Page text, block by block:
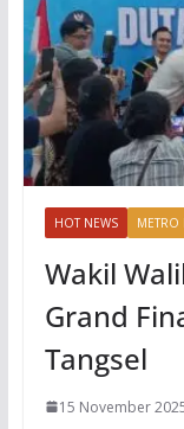
HOT NEWS METRO
Wakil
Grand
Tangsel
15 November